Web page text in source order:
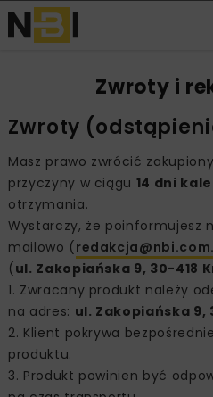
Zwroty i
Zwroty
Masz prawo zwrócić
przyczyny w ciągu 14 dni
otrzymania.
Wystarczy, że poinformujesz
mailowo (
( ul. Zakopiańska 9, 30-418
Zwracany produkt należy
na adres: ul. Zakopiańska 9,
Klient pokrywa
produktu.
Produkt powinien być